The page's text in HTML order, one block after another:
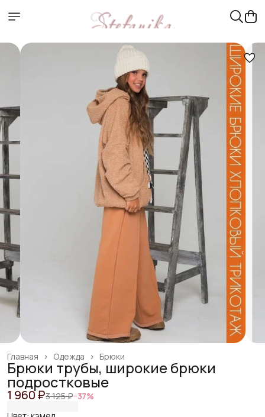
Брюки
Одежда ›
Главная ›
Брюки трубы, широкие брюки
подростковые
1 960 ₽3 125 ₽−37%